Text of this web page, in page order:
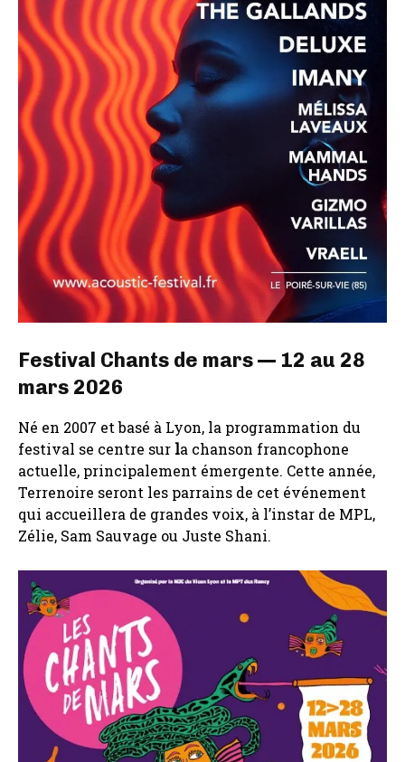
Festival Chants de mars — 12 au 28
mars 2026
Né en 2007 et basé à Lyon, la programmation du
festival se centre sur la chanson francophone
actuelle, principalement émergente. Cette année,
Terrenoire seront les parrains de cet événement
qui accueillera de grandes voix, à l’instar de MPL,
Zélie, Sam Sauvage ou Juste Shani.